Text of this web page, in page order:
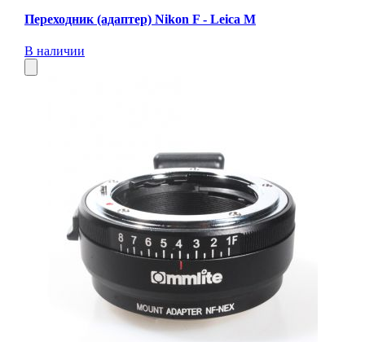
Переходник (адаптер) Nikon F - Leica М
В наличии